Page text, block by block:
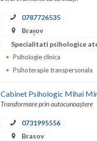
0787726535
Brașov
Specialitati psihologice
Psihologie clinica
Psihoterapie transpersonala
Cabinet Psihologic Mihai
Transformare prin autocunoaștere
0731995556
Brasov